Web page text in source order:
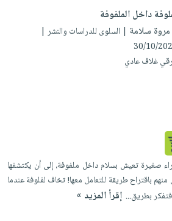
داخل الملفوفة
مروة سلامة | السلوى للدراسات والنشر |
30/10/
غلاف عادي
صغيرة تعيش بسلام داخل ملفوفة، إلى أن يكتشفها
باقتراح طريقة للتعامل معها! تخاف لفلوفة عندما
بطريق... إقرأ المزيد »